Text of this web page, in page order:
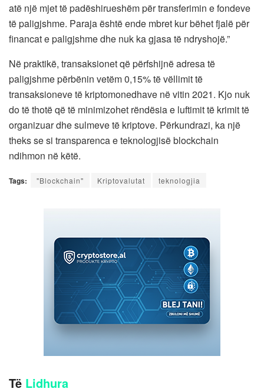
atë një mjet të padëshirueshëm për transferimin e fondeve
të paligjshme. Paraja është ende mbret kur bëhet fjalë për
financat e paligjshme dhe nuk ka gjasa të ndryshojë.”
Në praktikë, transaksionet që përfshijnë adresa të
paligjshme përbënin vetëm 0,15% të vëllimit të
transaksioneve të kriptomonedhave në vitin 2021. Kjo nuk
do të thotë që të minimizohet rëndësia e luftimit të krimit të
organizuar dhe sulmeve të kriptove. Përkundrazi, ka një
theks se si transparenca e teknologjisë blockchain
ndihmon në këtë.
Tags: "Blockchain" Kriptovalutat teknologjia
Të Lidhura